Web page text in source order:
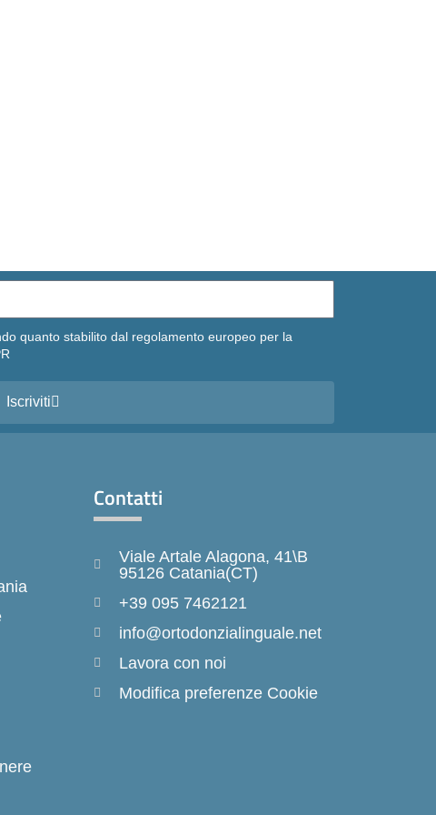
quanto stabilito dal regolamento europeo per la
Iscriviti
Contatti
Viale Artale Alagona, 41\B
95126 Catania(CT)
+39 095 7462121
info@ortodonzialinguale.net
Lavora con noi
Modifica preferenze Cookie